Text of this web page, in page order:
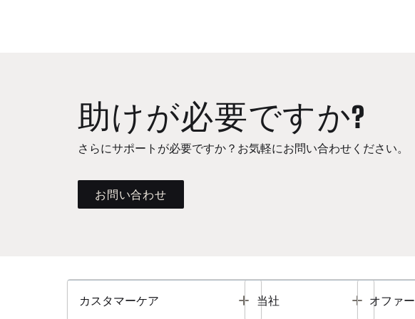
助けが必要ですか?
さらにサポートが必要ですか？お気軽にお問い合わせください。
お問い合わせ
カスタマーケア Toggle
当社 Toggle
オファー